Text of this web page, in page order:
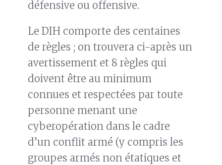
défensive ou offensive.
Le DIH comporte des centaines
de règles ; on trouvera ci-après un
avertissement et 8 règles qui
doivent être au minimum
connues et respectées par toute
personne menant une
cyberopération dans le cadre
d’un conflit armé (y compris les
groupes armés non étatiques et